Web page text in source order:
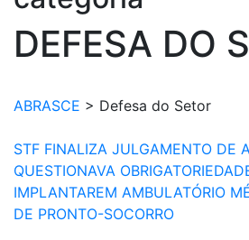
DEFESA DO
ABRASCE > Defesa do Setor
STF FINALIZA JULGAMENTO DE
QUESTIONAVA
IMPLANTAREM AMBULATÓRIO
DE PRONTO-SOCORRO